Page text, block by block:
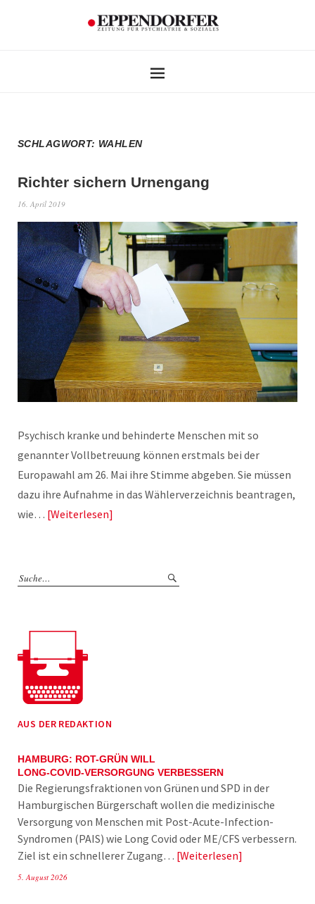
SCHLAGWORT: WAHLEN
Richter sichern Urnengang
16. April 2019
Psychisch kranke und behinderte Menschen mit so
genannter Vollbetreuung können erstmals bei der
Europawahl am 26. Mai ihre Stimme abgeben. Sie müssen
dazu ihre Aufnahme in das Wählerverzeichnis beantragen,
wie… Weiterlesen
AUS DER REDAKTION
HAMBURG: ROT-GRÜN WILL
LONG-COVID-VERSORGUNG VERBESSERN
Die Regierungsfraktionen von Grünen und SPD in der
Hamburgischen Bürgerschaft wollen die medizinische
Versorgung von Menschen mit Post-Acute-Infection-
Syndromen (PAIS) wie Long Covid oder ME/CFS verbessern.
Ziel ist ein schnellerer Zugang… Weiterlesen
5. August 2026